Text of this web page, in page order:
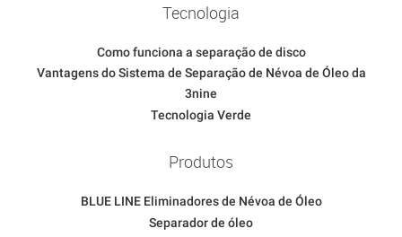
Tecnologia
Como funciona a separação de disco
Vantagens do Sistema de Separação de Névoa de Óleo da
3nine
Tecnologia Verde
Produtos
BLUE LINE Eliminadores de Névoa de Óleo
Separador de óleo